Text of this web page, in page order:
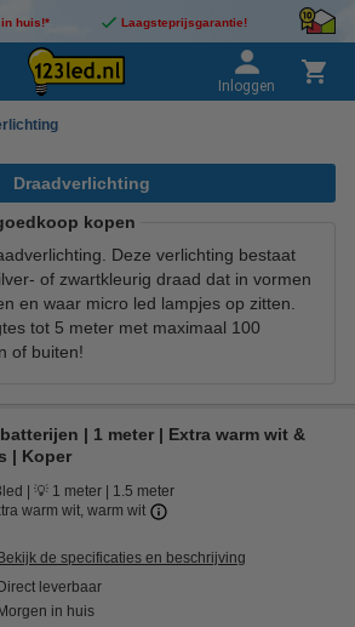
huis!* Laagsteprijsgarantie!
Inloggen
Draadverlichting
kopen
Deze verlichting bestaat
of zwartkleurig draad dat in vormen
en waar micro led lampjes op zitten.
tot 5 meter met maximaal 100
of buiten!
| 1 meter | Extra warm wit &
| Koper
💡 1 meter
1.5 meter
warm wit, warm wit
Bekijk de specificaties en beschrijving
Direct leverbaar
Morgen in huis